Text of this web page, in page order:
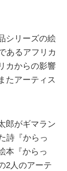
シリーズの絵
あるアフリカ
カからの影響
たアーティス
郎がギマラン
詩『からっ
本『からっ
2人のアーテ